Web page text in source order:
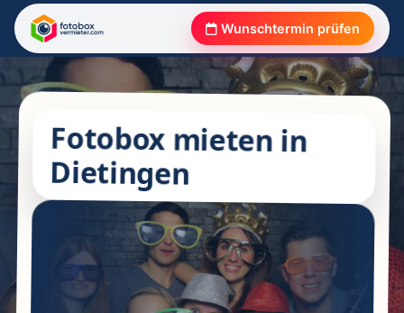
Wunschtermin prüfen
Fotobox mieten in
Dietingen